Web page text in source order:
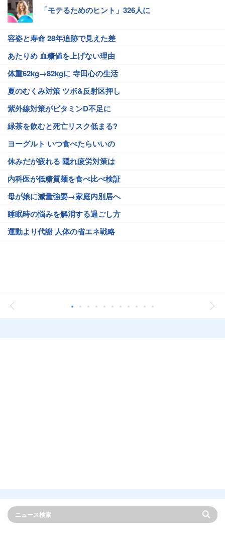
「モテるためのヒント」326人に
容姿と寿命 28年追跡で見えた差
あたりめ 血糖値を上げない理由
体重62kg→82kgに 寺田心の生活
夏のむくみ対策 ツボ&反射区押し
紫外線対策がビタミンD不足に
緑茶を飲むと死亡リスク低まる?
ヨーグルト いつ食べたらいいの
休みだが疲れる 隠れ疲労対策は
内科医が低糖質麺を食べ比べ検証
母が娘に減量強要→家庭内別居へ
睡眠時の悩みを解消する過ごし方
運動より代謝 人体の省エネ戦略